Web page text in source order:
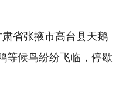
省张掖市高台县天鹅
等候鸟纷纷飞临，停歇